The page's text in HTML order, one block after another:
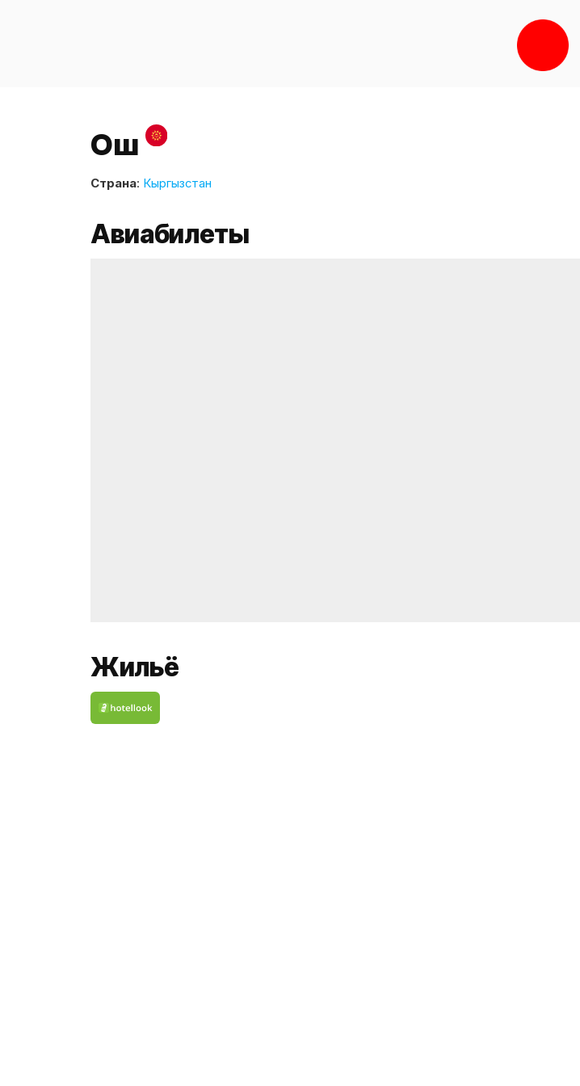
Ош
Страна: Кыргызстан
Авиабилеты
Жильё